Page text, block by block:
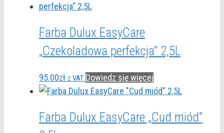
Farba Dulux EasyCare
„Czekoladowa perfekcja” 2,5L
95.00zł z VAT Dowiedz się więcej
Farba Dulux EasyCare „Cud miód”